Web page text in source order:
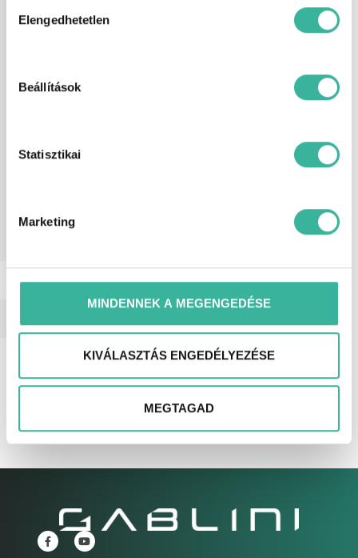
kiválasztása
Elengedhetetlen
Beállítások
Statisztikai
Marketing
MINDENNEK A MEGENGEDÉSE
KIVÁLASZTÁS ENGEDÉLYEZÉSE
MEGTAGAD
holttér-figyelő rendszer, kormányról
vezérelhető hifi, ködlámpa, könnyűfém
multifunkciós kormánykerék, rádió,
funkció, távolságtartó tempomat,
vezetőoldali légzsák, első forgalomba
Telefonszám (+36) 30/6337400
hasznaltajanlat@gablini.hu